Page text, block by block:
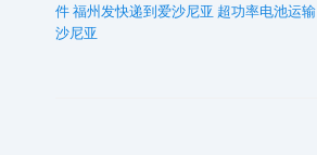
件福州发快递到爱沙尼亚‌‌ 超功率电池运输
沙尼亚‌‌